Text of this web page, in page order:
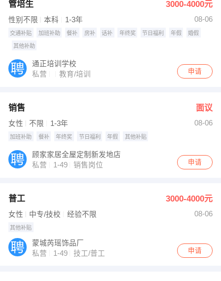
管培生 3000-4000元
性别不限 本科 1-3年 08-06
交通补贴 加班补助 餐补 房补 话补 年终奖 节日福利 年假 婚假
其他补助
通正培训学校
私营
教育/培训 申请
销售 面议
女性 不限 1-3年 08-06
加班补助 餐补 年终奖 节日福利 年假 其他补贴
顾家家居全屋定制新发地店
私营
1-49 销售岗位 申请
普工 3000-4000元
女性 中专/技校 经验不限 08-06
其他补贴
蒙城芮瑶饰品厂
私营
1-49 技工/普工 申请